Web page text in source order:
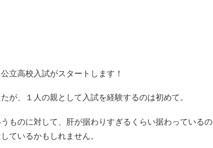
立高校入試がスタートします！
が、１人の親として入試を経験するのは初めて。
ものに対して、肝が据わりすぎるくらい据わっているの
ているかもしれません。